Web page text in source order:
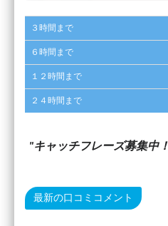
３時間まで
６時間まで
１２時間まで
２４時間まで
キャッチフレーズ募集中！
最新の口コミコメント